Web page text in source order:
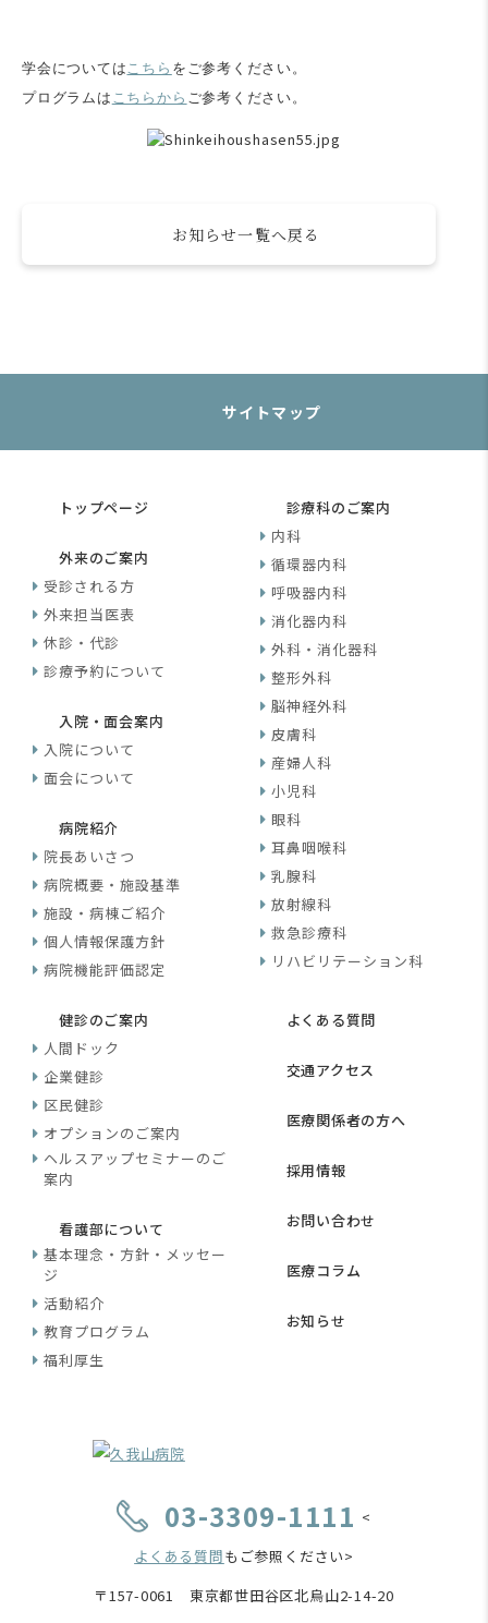
学会についてはこちら をご参考ください。
プログラムは こちらから ご参考ください。
お知らせ一覧へ戻る
サイトマップ
トップページ
外来のご案内
受診される方
外来担当医表
休診・代診
診療予約について
入院・面会案内
入院について
面会について
病院紹介
院長あいさつ
病院概要・施設基準
施設・病棟ご紹介
個人情報保護方針
病院機能評価認定
診療科のご案内
内科
循環器内科
呼吸器内科
消化器内科
外科・消化器科
整形外科
脳神経外科
皮膚科
産婦人科
小児科
眼科
耳鼻咽喉科
乳腺科
放射線科
救急診療科
リハビリテーション科
健診のご案内
人間ドック
企業健診
区民健診
オプションのご案内
ヘルスアップセミナーのご
案内
看護部について
基本理念・方針・メッセー
ジ
活動紹介
教育プログラム
福利厚生
よくある質問
交通アクセス
医療関係者の方へ
採用情報
お問い合わせ
医療コラム
お知らせ
03-3309-1111 <
よくある質問もご参照ください>
〒157-0061 東京都世田谷区北烏山2-14-20